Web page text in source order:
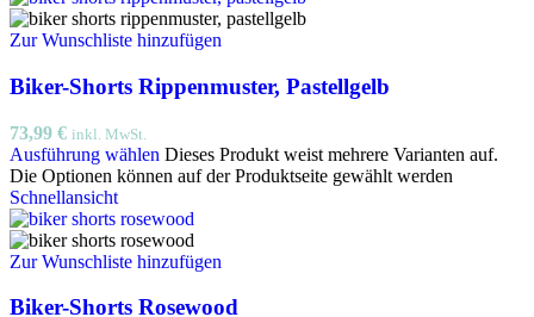
Zur Wunschliste hinzufügen
Biker-Shorts Rippenmuster, Pastellgelb
73,99 € inkl. MwSt.
Ausführung wählen Dieses Produkt weist mehrere Varianten auf.
Die Optionen können auf der Produktseite gewählt werden
Schnellansicht
Zur Wunschliste hinzufügen
Biker-Shorts Rosewood